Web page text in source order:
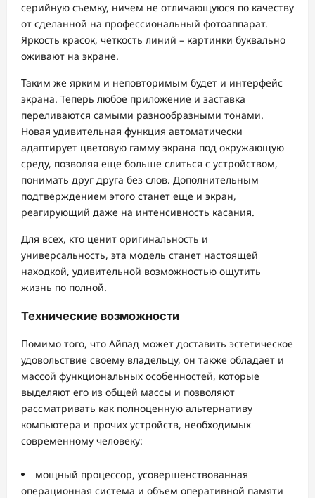
серийную съемку, ничем не отличающуюся по качеству
от сделанной на профессиональный фотоаппарат.
Яркость красок, четкость линий – картинки буквально
оживают на экране.
Таким же ярким и неповторимым будет и интерфейс
экрана. Теперь любое приложение и заставка
переливаются самыми разнообразными тонами.
Новая удивительная функция автоматически
адаптирует цветовую гамму экрана под окружающую
среду, позволяя еще больше слиться с устройством,
понимать друг друга без слов. Дополнительным
подтверждением этого станет еще и экран,
реагирующий даже на интенсивность касания.
Для всех, кто ценит оригинальность и
универсальность, эта модель станет настоящей
находкой, удивительной возможностью ощутить
жизнь по полной.
Технические возможности
Помимо того, что Айпад может доставить эстетическое
удовольствие своему владельцу, он также обладает и
массой функциональных особенностей, которые
выделяют его из общей массы и позволяют
рассматривать как полноценную альтернативу
компьютера и прочих устройств, необходимых
современному человеку:
мощный процессор, усовершенствованная
операционная система и объем оперативной памяти